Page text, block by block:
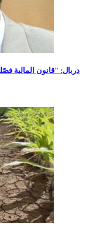
دربال: "قانون المالية